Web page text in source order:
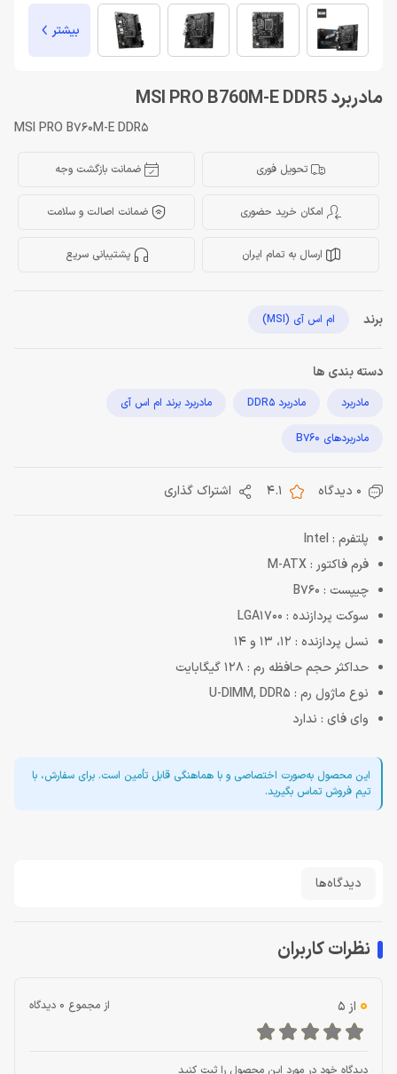
بیشتر
مادربرد MSI PRO B760M-E DDR5
MSI PRO B760M-E DDR5
تحویل فوری ضمانت بازگشت وجه
امکان خرید حضوری ضمانت اصالت و سلامت
ارسال به تمام ایران پشتیبانی سریع
برند ام اس آی (MSI)
دسته بندی ها
مادربرد مادربرد DDR5 مادربرد برند ام اس آی
مادربردهای B760
0 دیدگاه 4.1 اشتراک گذاری
پلتفرم : Intel
فرم فاکتور : M-ATX
چیپست : B760
سوکت پردازنده : LGA1700
نسل پردازنده : 12، 13 و 14
حداکثر حجم حافظه رم : 128 گیگابایت
نوع ماژول رم : U-DIMM, DDR5
وای فای : ندارد
این محصول به‌صورت اختصاصی و با هماهنگی قابل تأمین است. برای سفارش، با
تیم فروش تماس بگیرید.
دیدگاه‌ها
نظرات کاربران
0 از 5 از مجموع 0 دیدگاه
دیدگاه خود در مورد این محصول را ثبت کنید